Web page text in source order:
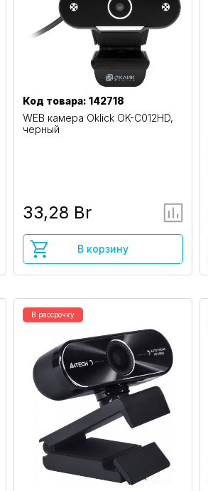
Код товара: 142718
WEB камера Oklick OK-C012HD,
черный
33,28 Br
В корзину
В рассрочку